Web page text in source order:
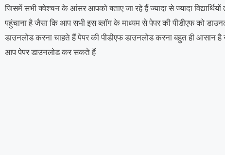
जिसमें सभी क्वेश्चन के आंसर आपको बताए जा रहे हैं ज्यादा से ज्यादा
पहुंचाना है जैसा कि आप सभी इस ब्लॉग के माध्यम से पेपर की पीडीएफ को
डाउनलोड करना चाहते हैं पेपर की पीडीएफ डाउनलोड करना बहुत ही
आप पेपर डाउनलोड कर सकते हैं